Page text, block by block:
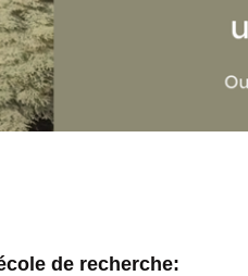
de recherche: